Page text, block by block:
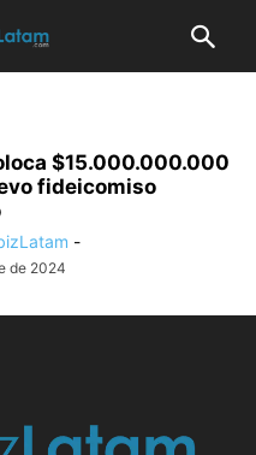
$15.000.000.000
fideicomiso
-
de 2024